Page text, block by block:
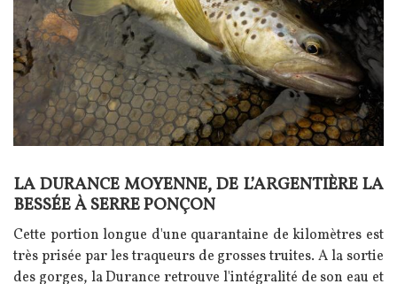
Texte
LA DURANCE MOYENNE, DE L’ARGENTIÈRE LA
BESSÉE À SERRE PONÇON
Cette portion longue d'une quarantaine de kilomètres est
très prisée par les traqueurs de grosses truites. Ala sortie
des gorges, la Durance retrouve l'intégralité de son eau et